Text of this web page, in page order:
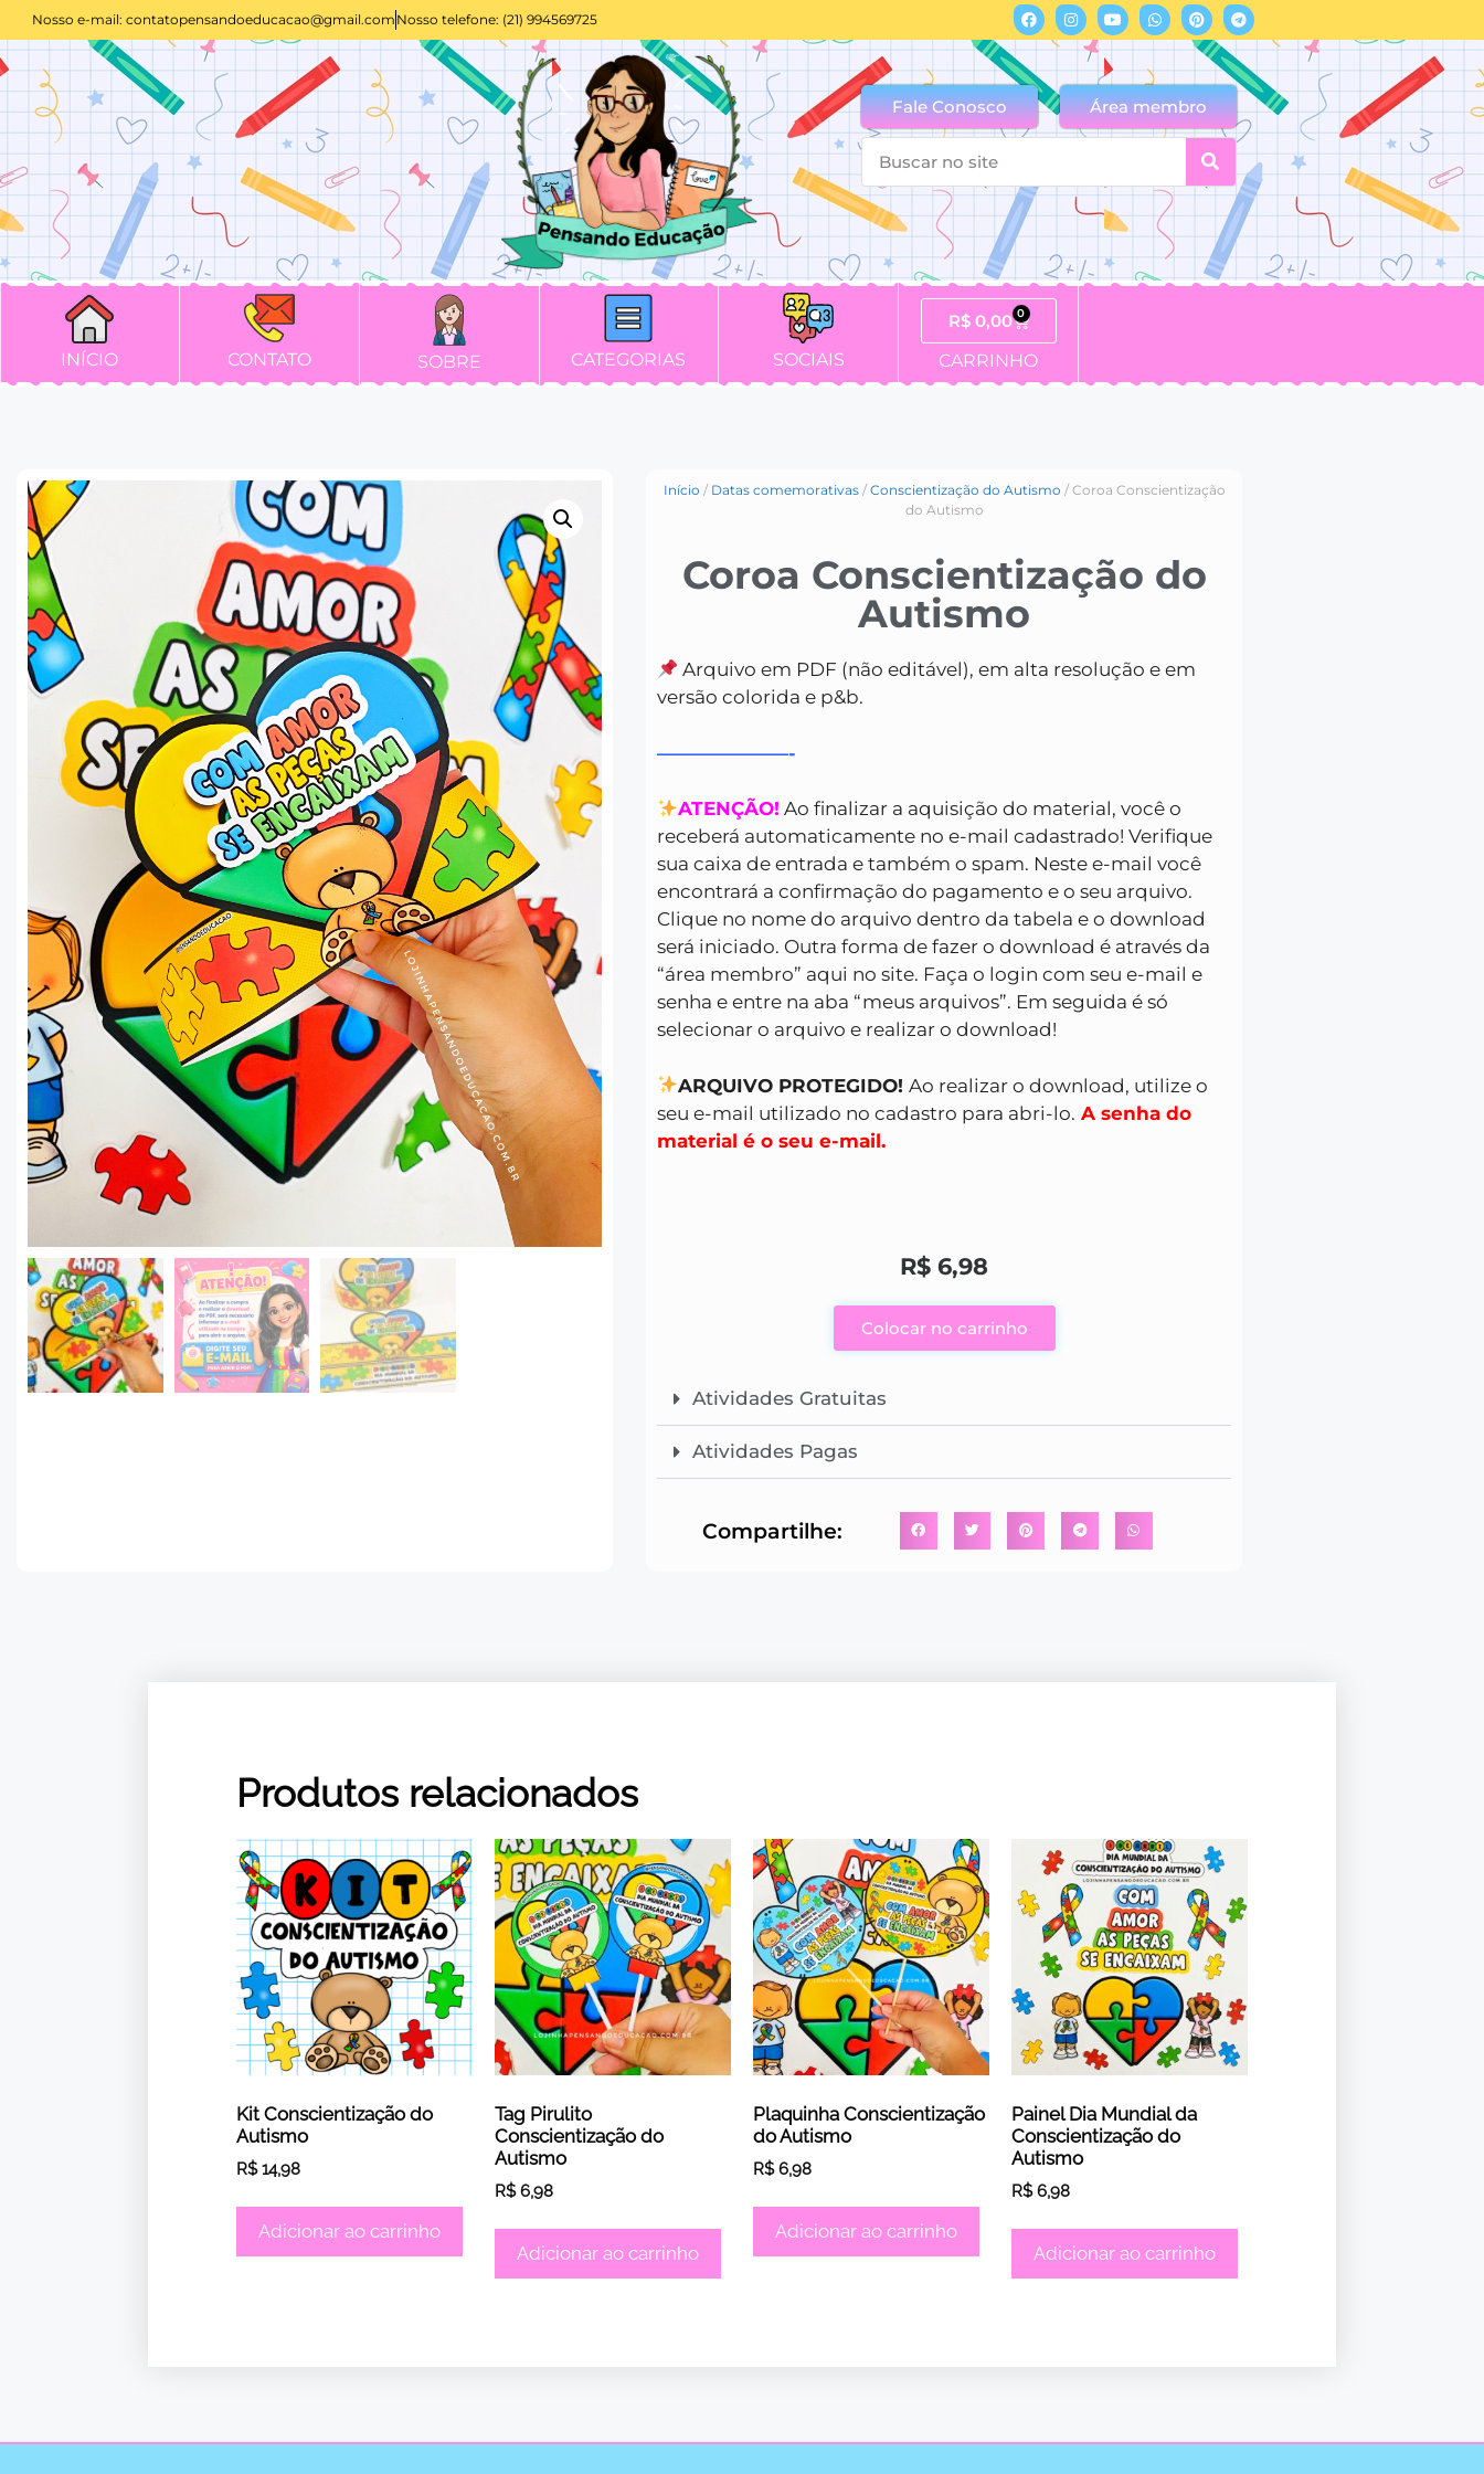
Nosso e-mail: contatopensandoeducacao@gmail.com Nosso telefone: (21) 994569725
Fale Conosco Área membro
INÍCIO CONTATO SOBRE CATEGORIAS SOCIAIS
R$0,00 0
CARRINHO
Início / Datas comemorativas/ Conscientização do Autismo / Coroa Conscientização
do Autismo
Coroa Conscientização do
Autismo
Arquivo em PDF (não editável), em alta resolução e em
versão colorida e p&b.
———————-
ATENÇÃO! Ao finalizar a aquisição do material, você o
receberá automaticamente no e-mail cadastrado! Verifique
sua caixa de entrada e também o spam. Neste e-mail você
encontrará a confirmação do pagamento e o seu arquivo.
Clique no nome do arquivo dentro da tabela e o download
será iniciado. Outra forma de fazer o download é através da
“área membro” aqui no site. Faça o login com seu e-mail e
senha e entre na aba “meus arquivos”. Em seguida é só
selecionar o arquivo e realizar o download!
ARQUIVO PROTEGIDO!Ao realizar o download, utilize o
seu e-mail utilizado no cadastro para abri-lo. A senha do
material é o seu e-mail.
R$6,98
Colocar no carrinho
Atividades Gratuitas
Atividades Pagas
Compartilhe:
Produtos relacionados
Kit Conscientização do
Autismo
R$14,98
Adicionar ao carrinho
Tag Pirulito
Conscientização do
Autismo
R$6,98
Adicionar ao carrinho
Plaquinha Conscientização
do Autismo
R$6,98
Adicionar ao carrinho
Painel Dia Mundial da
Conscientização do
Autismo
R$6,98
Adicionar ao carrinho